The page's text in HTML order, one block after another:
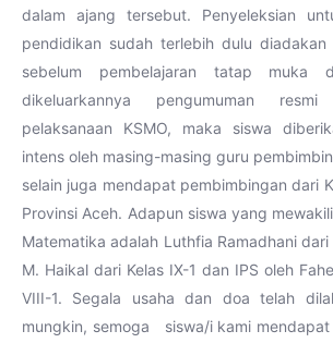
dalam ajang tersebut. Penyeleksian
pendidikan sudah terlebih dulu
sebelum pembelajaran tatap muka
dikeluarkannya pengumuman
pelaksanaan KSMO, maka siswa
intens oleh masing-masing guru
selain juga mendapat pembimbingan dari
Provinsi Aceh. Adapun siswa yang
Matematika adalah Luthfia Ramadhani dari
M. Haikal dari Kelas IX-1 dan IPS oleh
VIII-1. Segala usaha dan doa telah
mungkin, semoga siswa/i kami